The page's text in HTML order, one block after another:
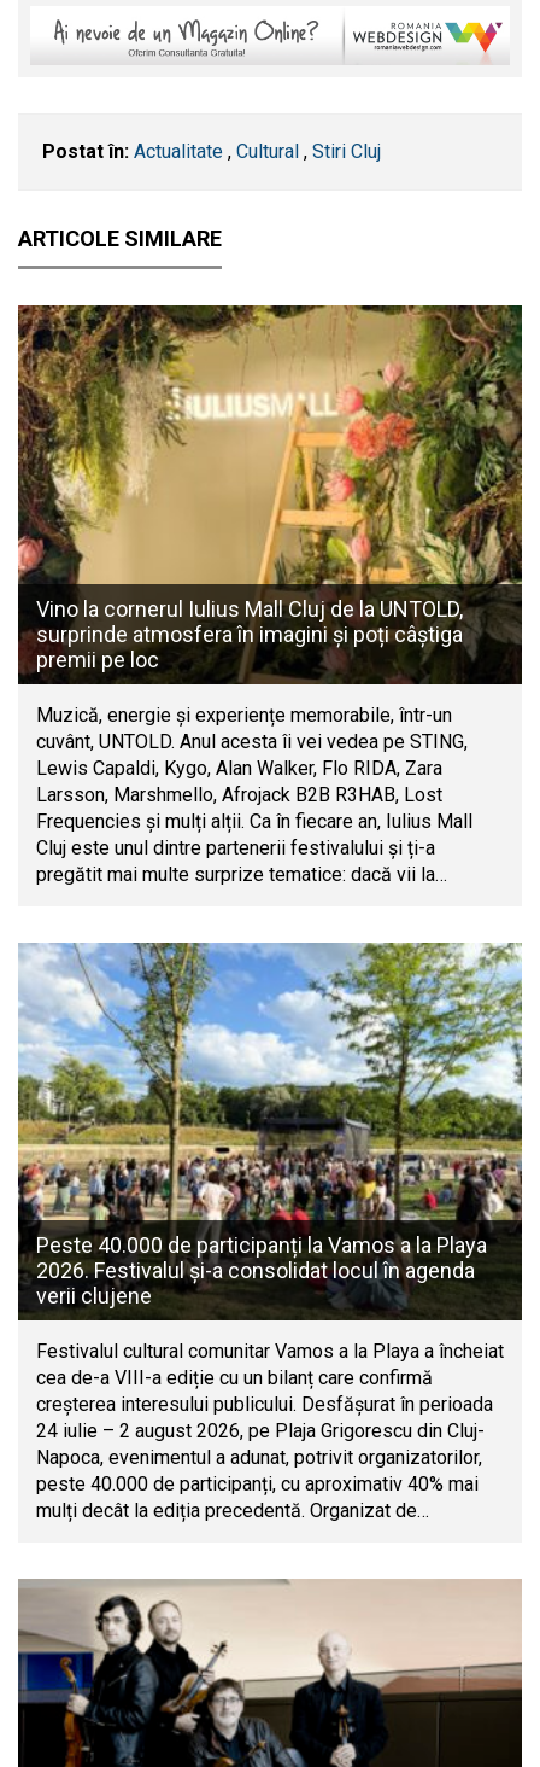
Postat în: Actualitate , Cultural , Stiri Cluj
ARTICOLE SIMILARE
Vino la cornerul Iulius Mall Cluj de la UNTOLD,
surprinde atmosfera în imagini și poți câștiga
premii pe loc
Muzică, energie și experiențe memorabile, într-un
cuvânt, UNTOLD. Anul acesta îi vei vedea pe STING,
Lewis Capaldi, Kygo, Alan Walker, Flo RIDA, Zara
Larsson, Marshmello, Afrojack B2B R3HAB, Lost
Frequencies și mulți alții. Ca în fiecare an, Iulius Mall
Cluj este unul dintre partenerii festivalului și ți-a
pregătit mai multe surprize tematice: dacă vii la…
Peste 40.000 de participanți la Vamos a la Playa
2026. Festivalul și-a consolidat locul în agenda
verii clujene
Festivalul cultural comunitar Vamos a la Playa a încheiat
cea de-a VIII-a ediție cu un bilanț care confirmă
creșterea interesului publicului. Desfășurat în perioada
24 iulie – 2 august 2026, pe Plaja Grigorescu din Cluj-
Napoca, evenimentul a adunat, potrivit organizatorilor,
peste 40.000 de participanți, cu aproximativ 40% mai
mulți decât la ediția precedentă. Organizat de…